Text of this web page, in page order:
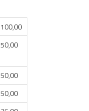
100,00
50,00
50,00
50,00